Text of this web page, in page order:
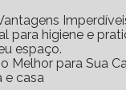
para higiene e
espaço.
Melhor para Sua
e casa